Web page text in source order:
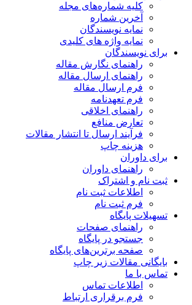
کلیه شماره‌های مجله
آخرین شماره
نمایه نویسندگان
نمایه واژه های کلیدی
برای نویسندگان
راهنمای نگارش مقاله
راهنمای ارسال مقاله
فرم ارسال مقاله
فرم تعهدنامه
راهنمای اخلاقی
تعارض منافع
فرآیند ارسال تا انتشار مقالات
هزینه چاپ
برای داوران
راهنمای داوران
ثبت نام و اشتراک
اطلاعات ثبت نام
فرم ثبت نام
تسهیلات پایگاه
راهنمای صفحات
جستجو در پایگاه
صفحه برترین‌های پایگاه
بایگانی مقالات زیر چاپ
تماس با ما
اطلاعات تماس
فرم برقراری ارتباط